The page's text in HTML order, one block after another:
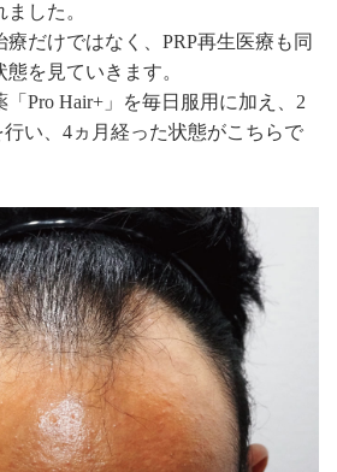
した。
だけではなく、PRP再生医療も同
を見ていきます。
Pro Hair+」を毎日服用に加え、2
行い、4ヵ月経った状態がこちらで